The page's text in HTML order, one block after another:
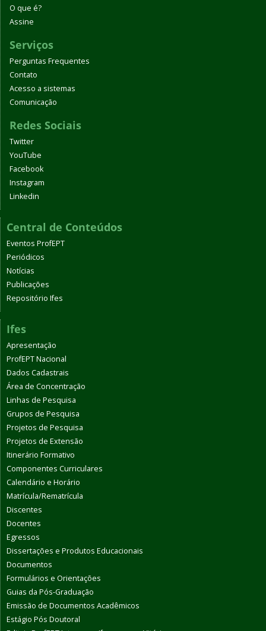
O que é?
Assine
Serviços
Perguntas Frequentes
Contato
Acesso a sistemas
Comunicação
Redes Sociais
Twitter
YouTube
Facebook
Instagram
Linkedin
Central de Conteúdos
Eventos ProfEPT
Periódicos
Notícias
Publicações
Repositório Ifes
Ifes
Apresentação
ProfEPT Nacional
Dados Cadastrais
Área de Concentração
Linhas de Pesquisa
Grupos de Pesquisa
Projetos de Pesquisa
Projetos de Extensão
Itinerário Formativo
Componentes Curriculares
Calendário e Horário
Matrícula/Rematrícula
Discentes
Docentes
Egressos
Dissertações e Produtos Educacionais
Documentos
Formulários e Orientações
Guias da Pós-Graduação
Emissão de Documentos Acadêmicos
Estágio Pós Doutoral